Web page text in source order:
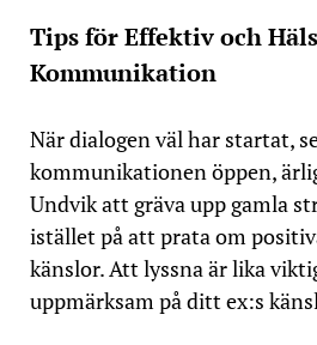
Tips för Effektiv och
Kommunikation
När dialogen väl har startat,
kommunikationen öppen,
Undvik att gräva upp gamla
istället på att prata om
känslor. Att lyssna är lika
uppmärksam på ditt ex:s